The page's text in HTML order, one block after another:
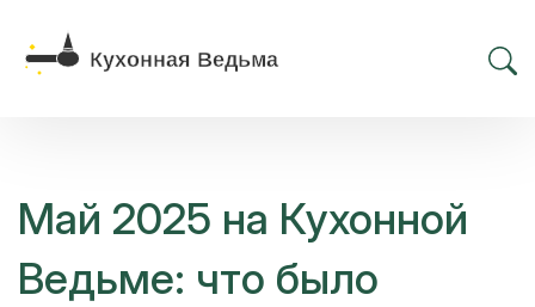
Май 2025 на Кухонной
Ведьме: что было